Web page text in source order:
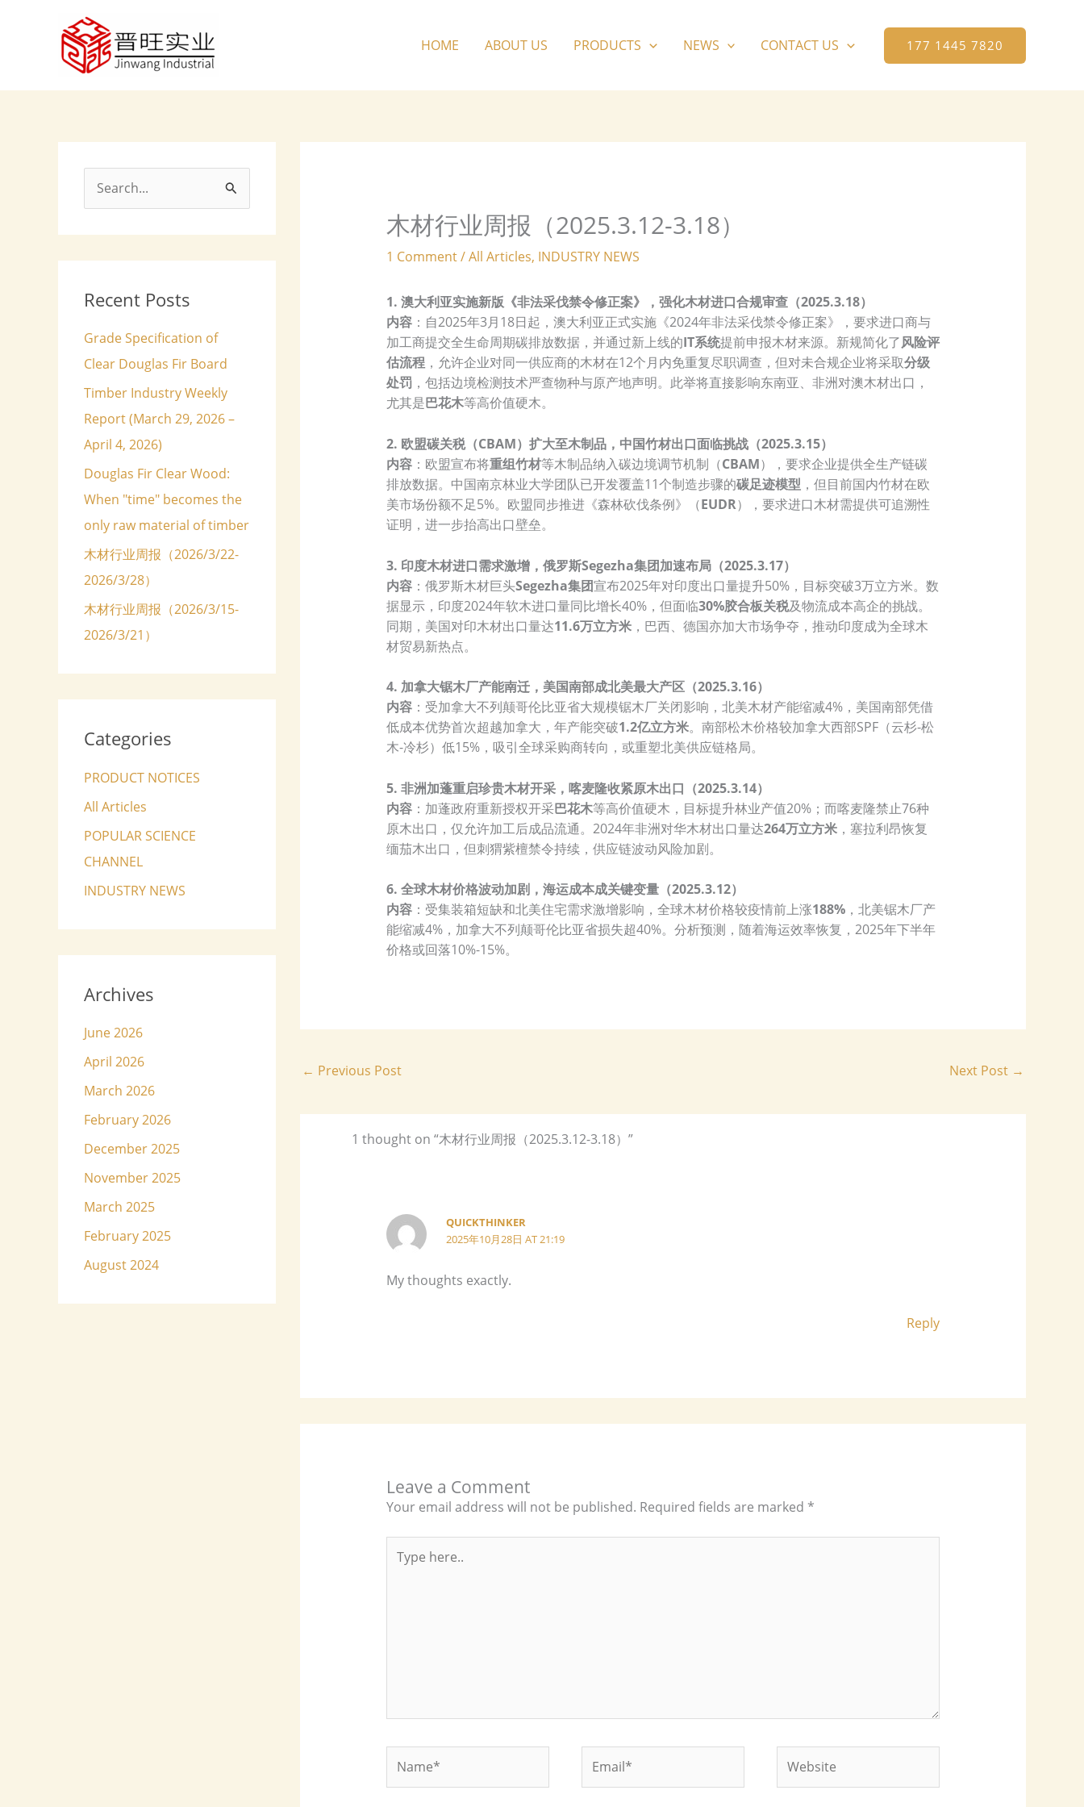
HOME ABOUT US PRODUCTS NEWS CONTACT US 177 1445 7820
c
f
o
r
:
Recent Posts
Grade Specification of
Clear Douglas Fir Board
Timber Industry Weekly
Report (March 29, 2026 –
April 4, 2026)
Douglas Fir Clear Wood:
When "time" becomes the
only raw material of timber
木材行业周报（2026/3/22-
2026/3/28）
木材行业周报（2026/3/15-
2026/3/21）
Categories
PRODUCT NOTICES
All Articles
POPULAR SCIENCE
CHANNEL
INDUSTRY NEWS
Archives
June 2026
April 2026
March 2026
February 2026
December 2025
November 2025
March 2025
February 2025
August 2024
木材行业周报（2025.3.12-3.18）
1 Comment/All Articles, INDUSTRY NEWS
1. 澳大利亚实施新版《非法采伐禁令修正案》，强化木材进口合规审查（2025.3.18）
内容：自2025年3月18日起，澳大利亚正式实施《2024年非法采伐禁令修正案》，要求进口商与
加工商提交全生命周期碳排放数据，并通过新上线的IT系统提前申报木材来源。新规简化了风险评
估流程，允许企业对同一供应商的木材在12个月内免重复尽职调查，但对未合规企业将采取分级
处罚，包括边境检测技术严查物种与原产地声明。此举将直接影响东南亚、非洲对澳木材出口，
尤其是巴花木等高价值硬木。
2. 欧盟碳关税（CBAM）扩大至木制品，中国竹材出口面临挑战（2025.3.15）
内容：欧盟宣布将重组竹材等木制品纳入碳边境调节机制（CBAM），要求企业提供全生产链碳
排放数据。中国南京林业大学团队已开发覆盖11个制造步骤的碳足迹模型 ，但目前国内竹材在欧
美市场份额不足5%。欧盟同步推进《森林砍伐条例》（EUDR），要求进口木材需提供可追溯性
证明，进一步抬高出口壁垒。
3. 印度木材进口需求激增，俄罗斯Segezha集团加速布局（2025.3.17）
内容：俄罗斯木材巨头Segezha集团宣布2025年对印度出口量提升50%，目标突破3万立方米。数
据显示，印度2024年软木进口量同比增长40%，但面临30%胶合板关税及物流成本高企的挑战。
同期，美国对印木材出口量达11.6万立方米，巴西、德国亦加大市场争夺，推动印度成为全球木
材贸易新热点。
4. 加拿大锯木厂产能南迁，美国南部成北美最大产区（2025.3.16）
内容：受加拿大不列颠哥伦比亚省大规模锯木厂关闭影响，北美木材产能缩减4%，美国南部凭借
低成本优势首次超越加拿大，年产能突破1.2亿立方米。南部松木价格较加拿大西部SPF（云杉-松
木-冷杉）低15%，吸引全球采购商转向，或重塑北美供应链格局。
5. 非洲加蓬重启珍贵木材开采，喀麦隆收紧原木出口（2025.3.14）
内容：加蓬政府重新授权开采巴花木等高价值硬木，目标提升林业产值20%；而喀麦隆禁止76种
原木出口，仅允许加工后成品流通。2024年非洲对华木材出口量达264万立方米，塞拉利昂恢复
缅茄木出口，但刺猬紫檀禁令持续，供应链波动风险加剧。
6. 全球木材价格波动加剧，海运成本成关键变量（2025.3.12）
内容：受集装箱短缺和北美住宅需求激增影响，全球木材价格较疫情前上涨188%，北美锯木厂产
能缩减4%，加拿大不列颠哥伦比亚省损失超40%。分析预测，随着海运效率恢复，2025年下半年
价格或回落10%-15%。
← Previous Post Next Post →
1 thought on “木材行业周报（2025.3.12-3.18）”
QUICKTHINKER
2025年10月28日 AT 21:19
My thoughts exactly.
Reply
Leave a Comment
Your email address will not be published. Required fields are marked *
here..